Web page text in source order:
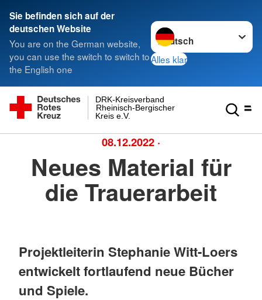
Sie befinden sich auf der
deutschen Website
You are on the German website,
you can use the switch to switch to
the English one
Sprache wechseln zu
Alles klar
Kreis e.V.
Rheinisch-Bergischer
DRK-Kreisverband
08.12.2022 ·
Neues Material für
die Trauerarbeit
Projektleiterin Stephanie Witt-Loers
entwickelt fortlaufend neue Bücher
und Spiele.